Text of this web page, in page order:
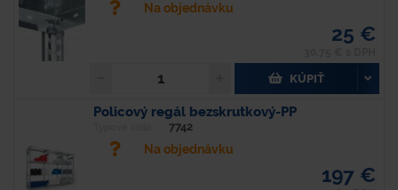
Na objednávku
25 €
KÚPIŤ
Policový regál bezskrutkový-PP
7742
Na objednávku
197 €